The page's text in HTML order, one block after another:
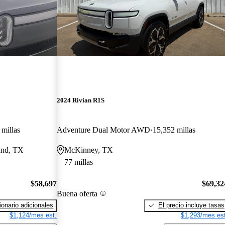
TX
$58,697
adicionales
$1,124/mes est.
2024 Rivian R1S
Adventure Dual Motor AWD 15,352 millas
McKinney, TX
77 millas
Buena oferta
El precio incluye tasas
$1,293/mes